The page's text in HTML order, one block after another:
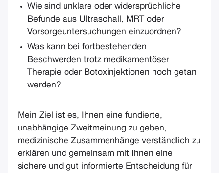
Wie sind unklare oder widersprüchliche
Befunde aus Ultraschall, MRT oder
Vorsorgeuntersuchungen einzuordnen?
Was kann bei fortbestehenden
Beschwerden trotz medikamentöser
Therapie oder Botoxinjektionen noch getan
werden?
Mein Ziel ist es, Ihnen eine fundierte,
unabhängige Zweitmeinung zu geben,
medizinische Zusammenhänge verständlich zu
erklären und gemeinsam mit Ihnen eine
sichere und gut informierte Entscheidung für